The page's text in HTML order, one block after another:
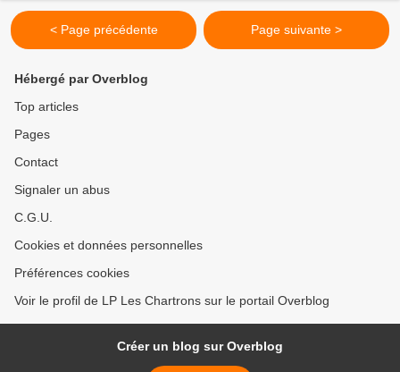
< Page précédente Page suivante >
Hébergé par Overblog
Top articles
Pages
Contact
Signaler un abus
C.G.U.
Cookies et données personnelles
Préférences cookies
Voir le profil de LP Les Chartrons sur le portail Overblog
Créer un blog sur Overblog